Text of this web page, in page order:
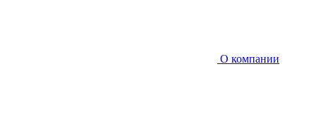
О компании